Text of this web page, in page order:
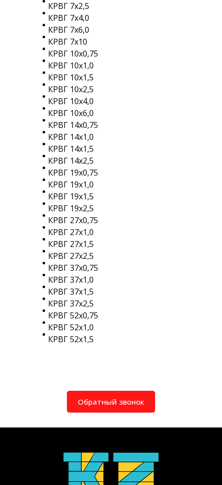
КРВГ 7х2,5
КРВГ 7х4,0
КРВГ 7х6,0
КРВГ 7х10
КРВГ 10х0,75
КРВГ 10х1,0
КРВГ 10х1,5
КРВГ 10х2,5
КРВГ 10х4,0
КРВГ 10х6,0
КРВГ 14х0,75
КРВГ 14х1,0
КРВГ 14х1,5
КРВГ 14х2,5
КРВГ 19х0,75
КРВГ 19х1,0
КРВГ 19х1,5
КРВГ 19х2,5
КРВГ 27х0,75
КРВГ 27х1,0
КРВГ 27х1,5
КРВГ 27х2,5
КРВГ 37х0,75
КРВГ 37х1,0
КРВГ 37х1,5
КРВГ 37х2,5
КРВГ 52х0,75
КРВГ 52х1,0
КРВГ 52х1,5
Обратный звонок